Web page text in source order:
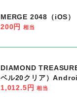
MERGE 2048（iOS）
200円
相当
DIAMOND
ベル20クリア）
1,012.5円
相当